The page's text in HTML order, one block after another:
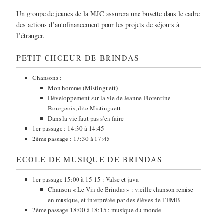
Un groupe de jeunes de la MJC assurera une buvette dans le cadre
des actions d’autofinancement pour les projets de séjours à
l’étranger.
PETIT CHOEUR DE BRINDAS
Chansons :
Mon homme (Mistinguett)
Développement sur la vie de Jeanne Florentine
Bourgeois, dite Mistinguett
Dans la vie faut pas s’en faire
1er passage : 14:30 à 14:45
2ème passage : 17:30 à 17:45
ÉCOLE DE MUSIQUE DE BRINDAS
1er passage 15:00 à 15:15 : Valse et java
Chanson « Le Vin de Brindas » : vieille chanson remise
en musique, et interprétée par des élèves de l’EMB
2ème passage 18:00 à 18:15 : musique du monde